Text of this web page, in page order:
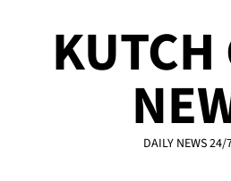
KUTCH
DAILY NEWS 24/